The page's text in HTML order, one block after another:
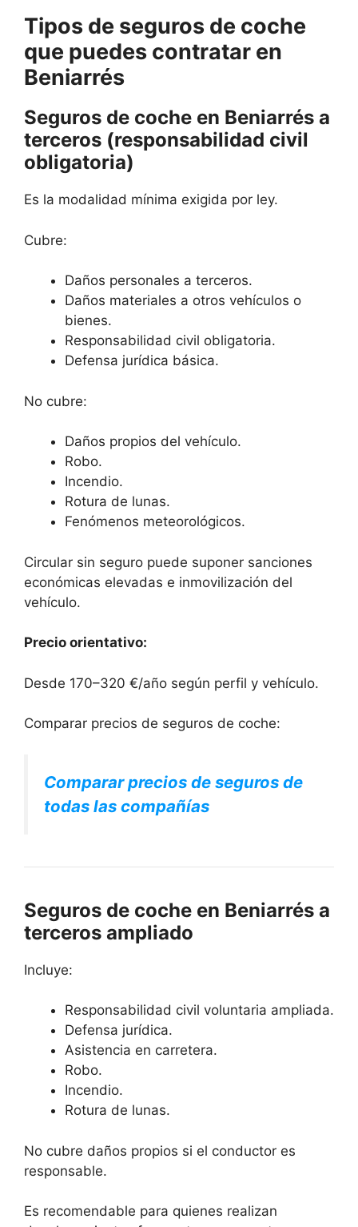
Tipos de seguros de coche
que puedes contratar en
Beniarrés
Seguros de coche en Beniarrés a
terceros (responsabilidad civil
obligatoria)
Es la modalidad mínima exigida por ley.
Cubre:
Daños personales a terceros.
Daños materiales a otros vehículos o
bienes.
Responsabilidad civil obligatoria.
Defensa jurídica básica.
No cubre:
Daños propios del vehículo.
Robo.
Incendio.
Rotura de lunas.
Fenómenos meteorológicos.
Circular sin seguro puede suponer sanciones
económicas elevadas e inmovilización del
vehículo.
Precio orientativo:
Desde 170–320 €/año según perfil y vehículo.
Comparar precios de seguros de coche:
Comparar precios de seguros de
todas las compañías
Seguros de coche en Beniarrés a
terceros ampliado
Incluye:
Responsabilidad civil voluntaria ampliada.
Defensa jurídica.
Asistencia en carretera.
Robo.
Incendio.
Rotura de lunas.
No cubre daños propios si el conductor es
responsable.
Es recomendable para quienes realizan